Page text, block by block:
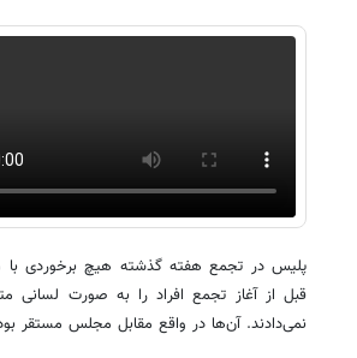
پلیس در تجمع هفته گذشته هیچ برخوردی
قبل از آغاز تجمع افراد را به صورت لسانی
نمی‌دادند. آن‌ها در واقع مقابل مجلس مستقر